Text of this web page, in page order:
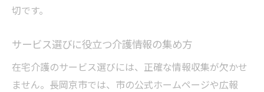
切です。
サービス選びに役立つ介護情報の集め方
在宅介護のサービス選びには、正確な情報収集が欠かせ
ません。長岡京市では、市の公式ホームページや広報